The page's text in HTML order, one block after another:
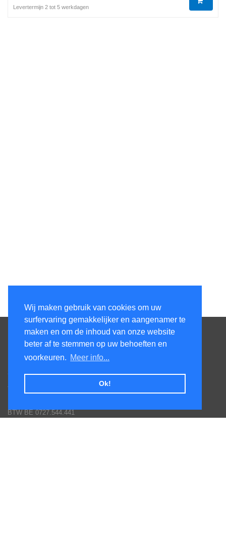
Wij maken gebruik van cookies om uw
surfervaring gemakkelijker en aangenamer te
maken en om de inhoud van onze website
beter af te stemmen op uw behoeften en
voorkeuren. Meer info...
Ok!
Levertermijn 2 tot 5 werkdagen
Contacteer ons
Honsdonkstraat 25A
3120 Tremelo
Tel. 016/60.93.00 - 0475/620.520
BTW BE 0727.544.441